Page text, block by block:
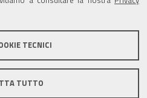
TECNICI
TUTTO
amministrazioni
Unica presso la